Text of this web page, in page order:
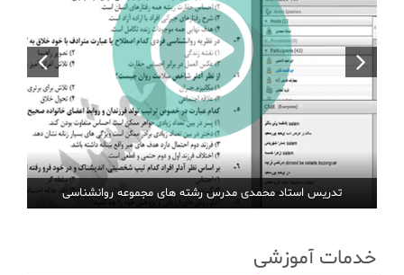
تدریس استاد محمدی مدرس رشته های مجموعه روانشناسی
خدمات آموزشی